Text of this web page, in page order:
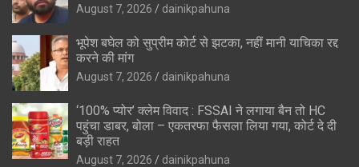
August 7, 2026 dainikpahuna
भूपेश बघेल को सुप्रीम कोर्ट से झटका, नहीं मानी याचिका रद्द
करने की मांग
August 7, 2026 dainikpahuna
‘100% प्योर’ क्लेम विवाद : FSSAI ने लगाया बैन तो HC
पहुंचा डाबर, बोला – एकतरफा फैसला लिया गया, कोर्ट दे दी
बड़ी राहत
August 7, 2026 dainikpahuna